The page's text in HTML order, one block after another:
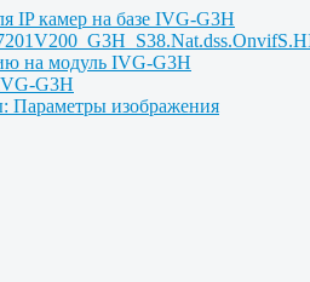
IP камер на базе IVG-G3H
на модуль IVG-G3H
G3H
Параметры изображения